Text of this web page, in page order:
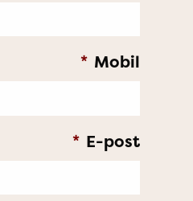
Mobil
*
E-post
*